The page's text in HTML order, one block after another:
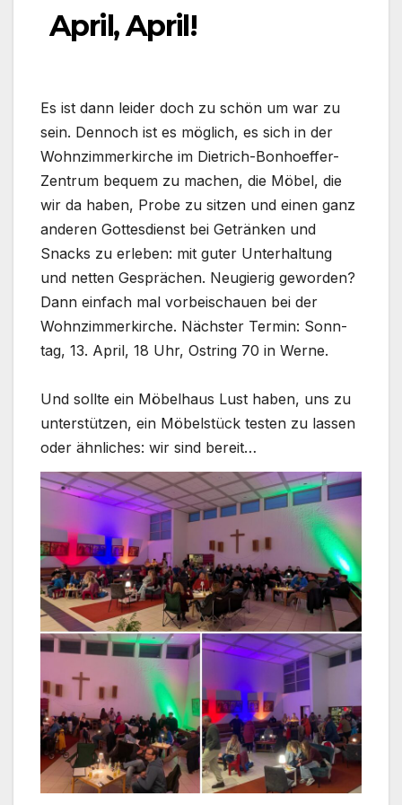
April, April!
Es ist dann lei­der doch zu schön um war zu
sein. Den­noch ist es mög­lich, es sich in der
Wohn­zim­mer­kir­che im Dietrich-Bonhoeffer-
Zentrum bequem zu machen, die Möbel, die
wir da haben, Pro­be zu sit­zen und einen ganz
ande­ren Got­tes­dienst bei Geträn­ken und
Snacks zu erle­ben: mit guter Unter­hal­tung
und net­ten Gesprä­chen. Neu­gie­rig gewor­den?
Dann ein­fach mal vor­bei­schau­en bei der
Wohn­zim­mer­kir­che. Nächs­ter Ter­min: Sonn­
tag, 13. April, 18 Uhr, Ost­ring 70 in Wer­ne.
Und soll­te ein Möbel­haus Lust haben, uns zu
unter­stüt­zen, ein Möbel­stück tes­ten zu las­sen
oder ähn­li­ches: wir sind bereit…